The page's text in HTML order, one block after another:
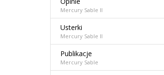
Mercury Sable II
Usterki
Mercury Sable II
Publikacje
Mercury Sable